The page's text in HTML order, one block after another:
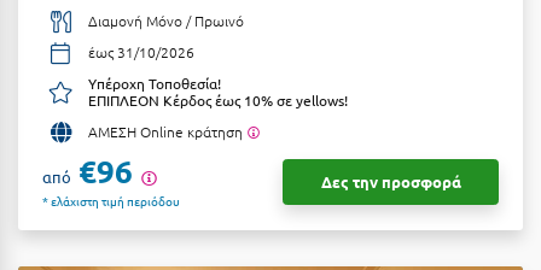
Ρέθυμνο
Σαλαμίνα
Διαμονή Μόνο / Πρωινό
έως 31/10/2026
Υπέροχη Τοποθεσία!
ΕΠΙΠΛΕΟΝ Κέρδος έως 10% σε yellows!
ΑΜΕΣΗ Online κράτηση
από €96
* ελάχιστη τιμή περιόδου
Δες την προσφορά